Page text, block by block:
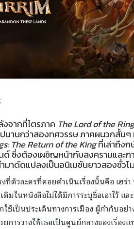
งจากที่ไตรภาค The Lord of the
นานกว่าสองทศวรรษ ภาคผนวกสั้น
The Return of the Kingที่เล่าถึง
ด์ ซึ่งต้องเผชิญหน้ากับสงครามและ
มาดัดแปลงเป็นอนิเมชันยาวสองชั่วโ
ที่ตัวละครที่คอยดำเนินเรื่องนั้นคือ เฮร่า
มในหนังสือไม่ได้มีการระบุชื่อเอาไว้ แ
ช้เป็นประเด็นทางการเมือง ผู้กำกับอย่
การวางให้เธอเป็นศูนย์กลางของเรื่อง